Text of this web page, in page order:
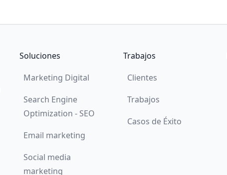
Soluciones
Marketing Digital
Search Engine
Optimization - SEO
Email marketing
Social media
marketing
Trabajos
Clientes
Trabajos
Casos de Éxito